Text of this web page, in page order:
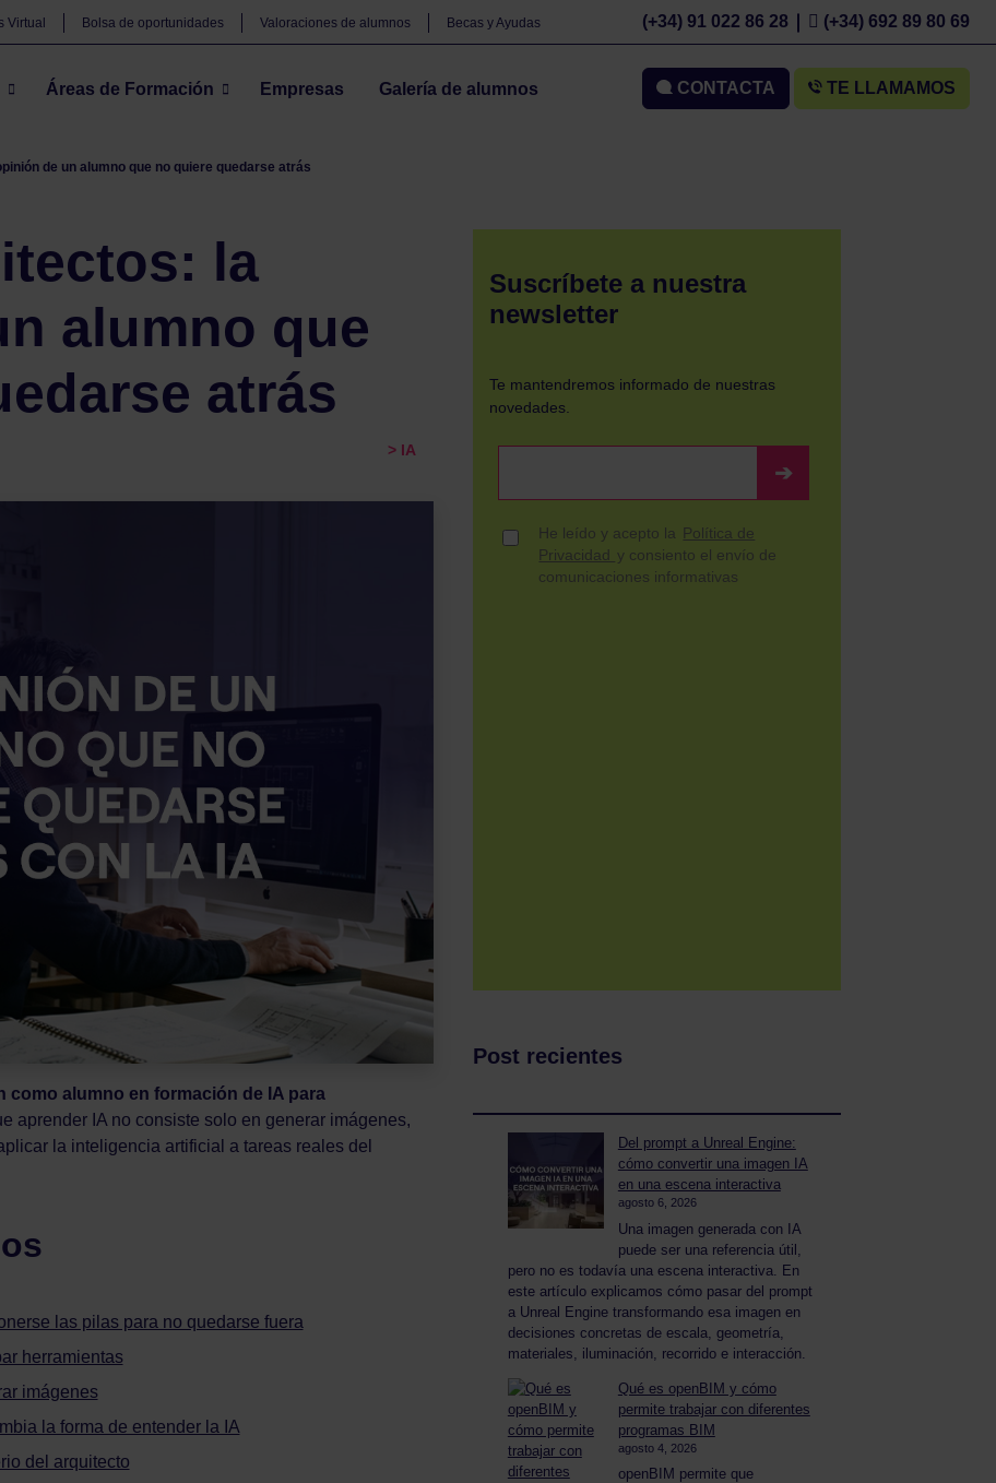
Áreas de Formación Empresas Galería de alumnos
Virtual Bolsa de oportunidades Valoraciones de alumnos Becas y Ayudas
CONTACTA TE LLAMAMOS
(+34) 91 022 86 28 (+34) 692 89 80 69
de un alumno que no quiere quedarse atrás
la
alumno que
atrás
> IA
como alumno en formación de IA para
aprender IA no consiste solo en generar imágenes,
la inteligencia artificial a tareas reales del
las pilas para no quedarse fuera
herramientas
imágenes
la forma de entender la IA
del arquitecto
Suscríbete a nuestra
newsletter
Te mantendremos informado de nuestras
novedades.
Post recientes
Del prompt a Unreal Engine:
cómo convertir una imagen IA
en una escena interactiva
agosto 6, 2026
Una imagen generada con IA
puede ser una referencia útil,
pero no es todavía una escena interactiva. En
este artículo explicamos cómo pasar del prompt
a Unreal Engine transformando esa imagen en
decisiones concretas de escala, geometría,
materiales, iluminación, recorrido e interacción.
Qué es openBIM y cómo
permite trabajar con diferentes
programas BIM
agosto 4, 2026
openBIM permite que